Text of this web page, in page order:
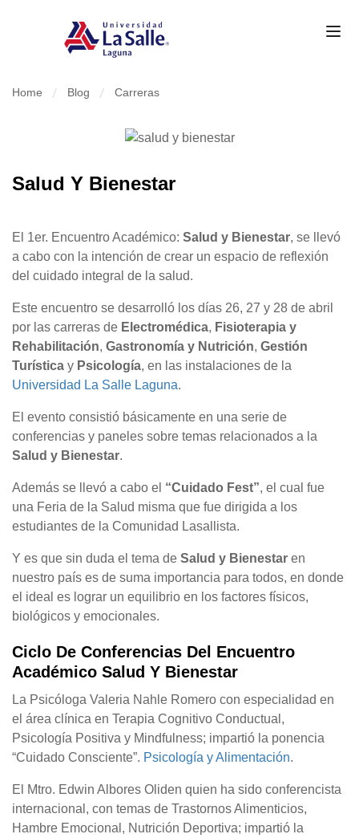
Home Blog Carreras
Salud Y Bienestar
El 1er. Encuentro Académico: Salud y Bienestar, se llevó
a cabo con la intención de crear un espacio de reflexión
del cuidado integral de la salud.
Este encuentro se desarrolló los días 26, 27 y 28 de abril
por las carreras de Electromédica, Fisioterapia y
Rehabilitación, Gastronomía y Nutrición, Gestión
Turística y Psicología, en las instalaciones de la
Universidad La Salle Laguna.
El evento consistió básicamente en una serie de
conferencias y paneles sobre temas relacionados a la
Salud y Bienestar.
Además se llevó a cabo el “Cuidado Fest”, el cual fue
una Feria de la Salud misma que fue dirigida a los
estudiantes de la Comunidad Lasallista.
Y es que sin duda el tema de Salud y Bienestar en
nuestro país es de suma importancia para todos, en donde
el ideal es lograr un equilibrio en los factores físicos,
biológicos y emocionales.
Ciclo De Conferencias Del Encuentro
Académico Salud Y Bienestar
La Psicóloga Valeria Nahle Romero con especialidad en
el área clínica en Terapia Cognitivo Conductual,
Psicología Positiva y Mindfulness; impartió la ponencia
“Cuidado Consciente”. Psicología y Alimentación.
El Mtro. Edwin Albores Oliden quien ha sido conferencista
internacional, con temas de Trastornos Alimenticios,
Hambre Emocional, Nutrición Deportiva; impartió la